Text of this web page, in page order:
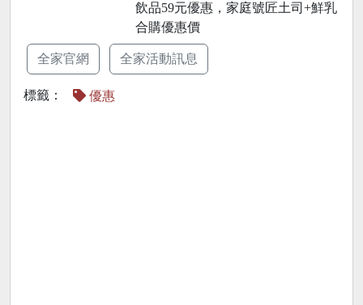
飲品59元優惠，家庭號匠土司+鮮乳
合購優惠價
全家官網 全家活動訊息
標籤： 優惠